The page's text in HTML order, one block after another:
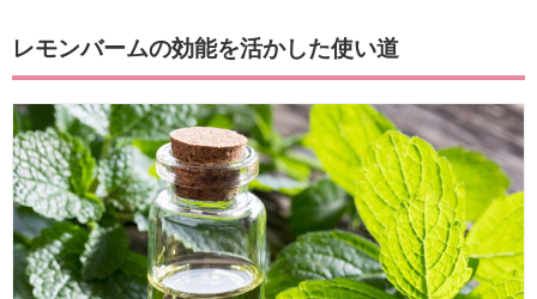
レモンバームの効能を活かした使い道